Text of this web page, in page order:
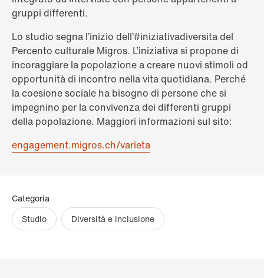
gruppi differenti.
Lo studio segna l’inizio dell’#iniziativadiversita del
Percento culturale Migros. L’iniziativa si propone di
incoraggiare la popolazione a creare nuovi stimoli od
opportunità di incontro nella vita quotidiana. Perché
la coesione sociale ha bisogno di persone che si
impegnino per la convivenza dei differenti gruppi
della popolazione. Maggiori informazioni sul sito:
engagement.migros.ch/varieta
Categoria
Studio
Diversità e inclusione